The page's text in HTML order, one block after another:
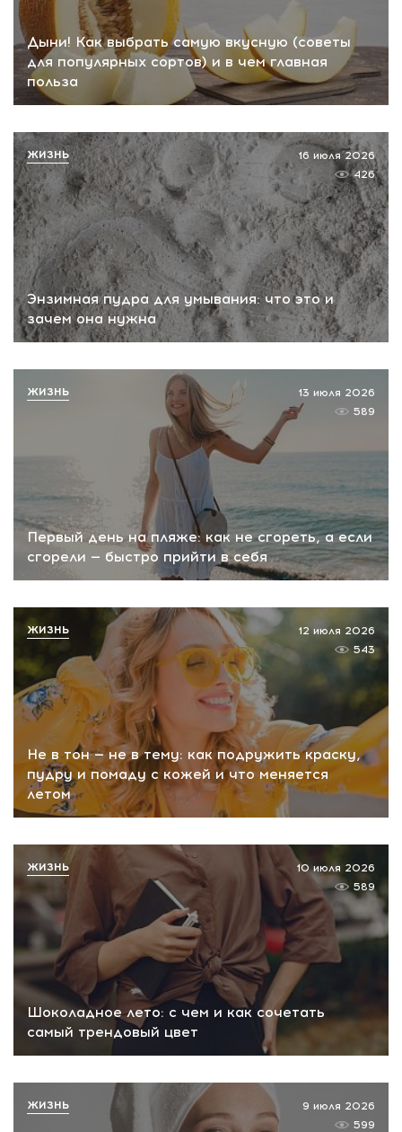
Дыни! Как выбрать самую вкусную (советы
для популярных сортов) и в чем главная
польза
Энзимная пудра для умывания: что это и
зачем она нужна
16 июля 2026
426
ЖИЗНЬ
Первый день на пляже: как не сгореть, а если
сгорели — быстро прийти в себя
13 июля 2026
589
ЖИЗНЬ
Не в тон — не в тему: как подружить краску,
пудру и помаду с кожей и что меняется
летом
12 июля 2026
543
ЖИЗНЬ
Шоколадное лето: с чем и как сочетать
самый трендовый цвет
10 июля 2026
589
ЖИЗНЬ
9 июля 2026
599
ЖИЗНЬ